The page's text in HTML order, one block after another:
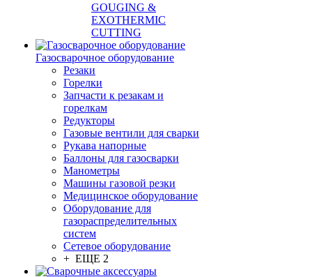
GOUGING &
EXOTHERMIC
CUTTING
Газосварочное оборудование
Резаки
Горелки
Запчасти к резакам и
горелкам
Редукторы
Газовые вентили для сварки
Рукава напорные
Баллоны для газосварки
Манометры
Машины газовой резки
Медицинское оборудование
Оборудование для
газораспределительных
систем
Сетевое оборудование
+ ЕЩЕ 2